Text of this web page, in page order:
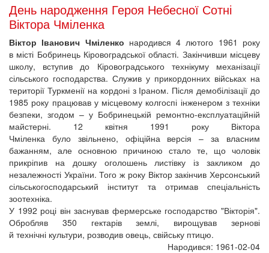
День народження Героя Небесної Сотні
Віктора Чміленка
Віктор Іванович Чміленко народився 4 лютого 1961 року
в місті Бобринець Кіровоградської області. Закінчивши місцеву
школу, вступив до Кіровоградського технікуму механізації
сільського господарства. Служив у прикордонних військах на
території Туркменії на кордоні з Іраном. Після демобілізації до
1985 року працював у місцевому колгоспі інженером з техніки
безпеки, згодом – у Бобринецькій ремонтно-експлуатаційній
майстерні. 12 квітня 1991 року Віктора
Чміленка було звільнено, офіційна версія – за власним
бажанням, але основною причиною стало те, що чоловік
прикріпив на дошку оголошень листівку із закликом до
незалежності України. Того ж року Віктор закінчив Херсонський
сільськогосподарський інститут та отримав спеціальність
зоотехніка.
У 1992 році він заснував фермерське господарство "Вікторія".
Обробляв 350 гектарів землі, вирощував зернові
й технічні культури, розводив овець, свійську птицю.
Народився: 1961-02-04